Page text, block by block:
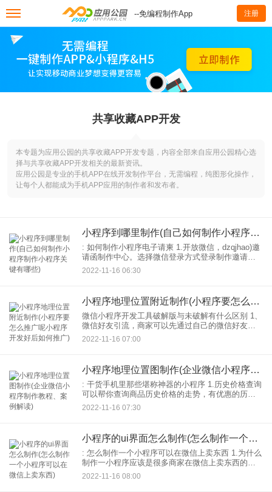
--免编程制作App 注册
共享收藏APP开发
本专题为应用公园的共享收藏APP开发专题，内容全部来自应用公园精心选
择与共享收藏APP开发相关的最新资讯。
应用公园是专业的手机APP在线开发制作平台，无需编程，纯图形化操作，
让每个人都能成为手机APP应用的制作者和发布者。
小程序到哪里制作(自己如何制作小程序制作小程序关键有哪些)
: 如何制作小程序电子请柬 1.开放微信，dzqjhao)邀
请函制作中心。选择微信登录方式登录制作邀请
函。如下图： 2.登录后选择首页界面。你可以根据
请柬的分类，选择自己适合的或者喜欢的请柬
2022-11-16 06:30
小程序地理位置附近制作(小程序要怎么推广呢小程序开发好后如何推广)
微信小程序开发工具破解版与未破解有什么区别 1、
微信好友引流，商家可以先通过自己的微信好友转
发，商家可以举办“转发小程序转微信群收礼物”等类
似活动，引导用户分享传播。 2.通过图形消息，底
2022-11-16 07:00
小程序地理位置图制作(企业微信小程序制作教程、案例解读)
: 干货手机里那些堪称神器的小程序 1.历史价格查询
可以帮你查询商品历史价格的走势，有优惠的历史
活动。有的商家在做活动前就提高价格，活动当天
再降低原价。这次行动之后，商品的价格实际上并
2022-11-16 07:30
小程序的ui界面怎么制作(怎么制作一个小程序可以在微信上卖东西)
: 怎么制作一个小程序可以在微信上卖东西 1.为什么
制作一小程序应该是很多商家在微信上卖东西的需
求，因为成本比较低，周期比较短。只要我们所有
的产品都可以通过微信小程序制作一个可以卖的小
2022-11-16 08:00